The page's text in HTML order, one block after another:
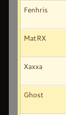
Fenhris
MatRX
Xaxxa
Ghost